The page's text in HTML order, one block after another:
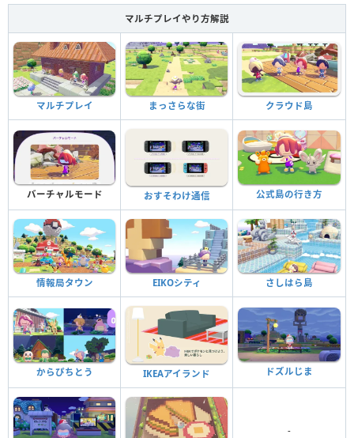
マルチプレイやり方解説
マルチプレイ まっさらな街 クラウド島
バーチャルモード おすそわけ通信 公式島の行き方
情報局タウン EIKOシティ さしはら島
からぴちとう IKEAアイランド ドズルじま
-